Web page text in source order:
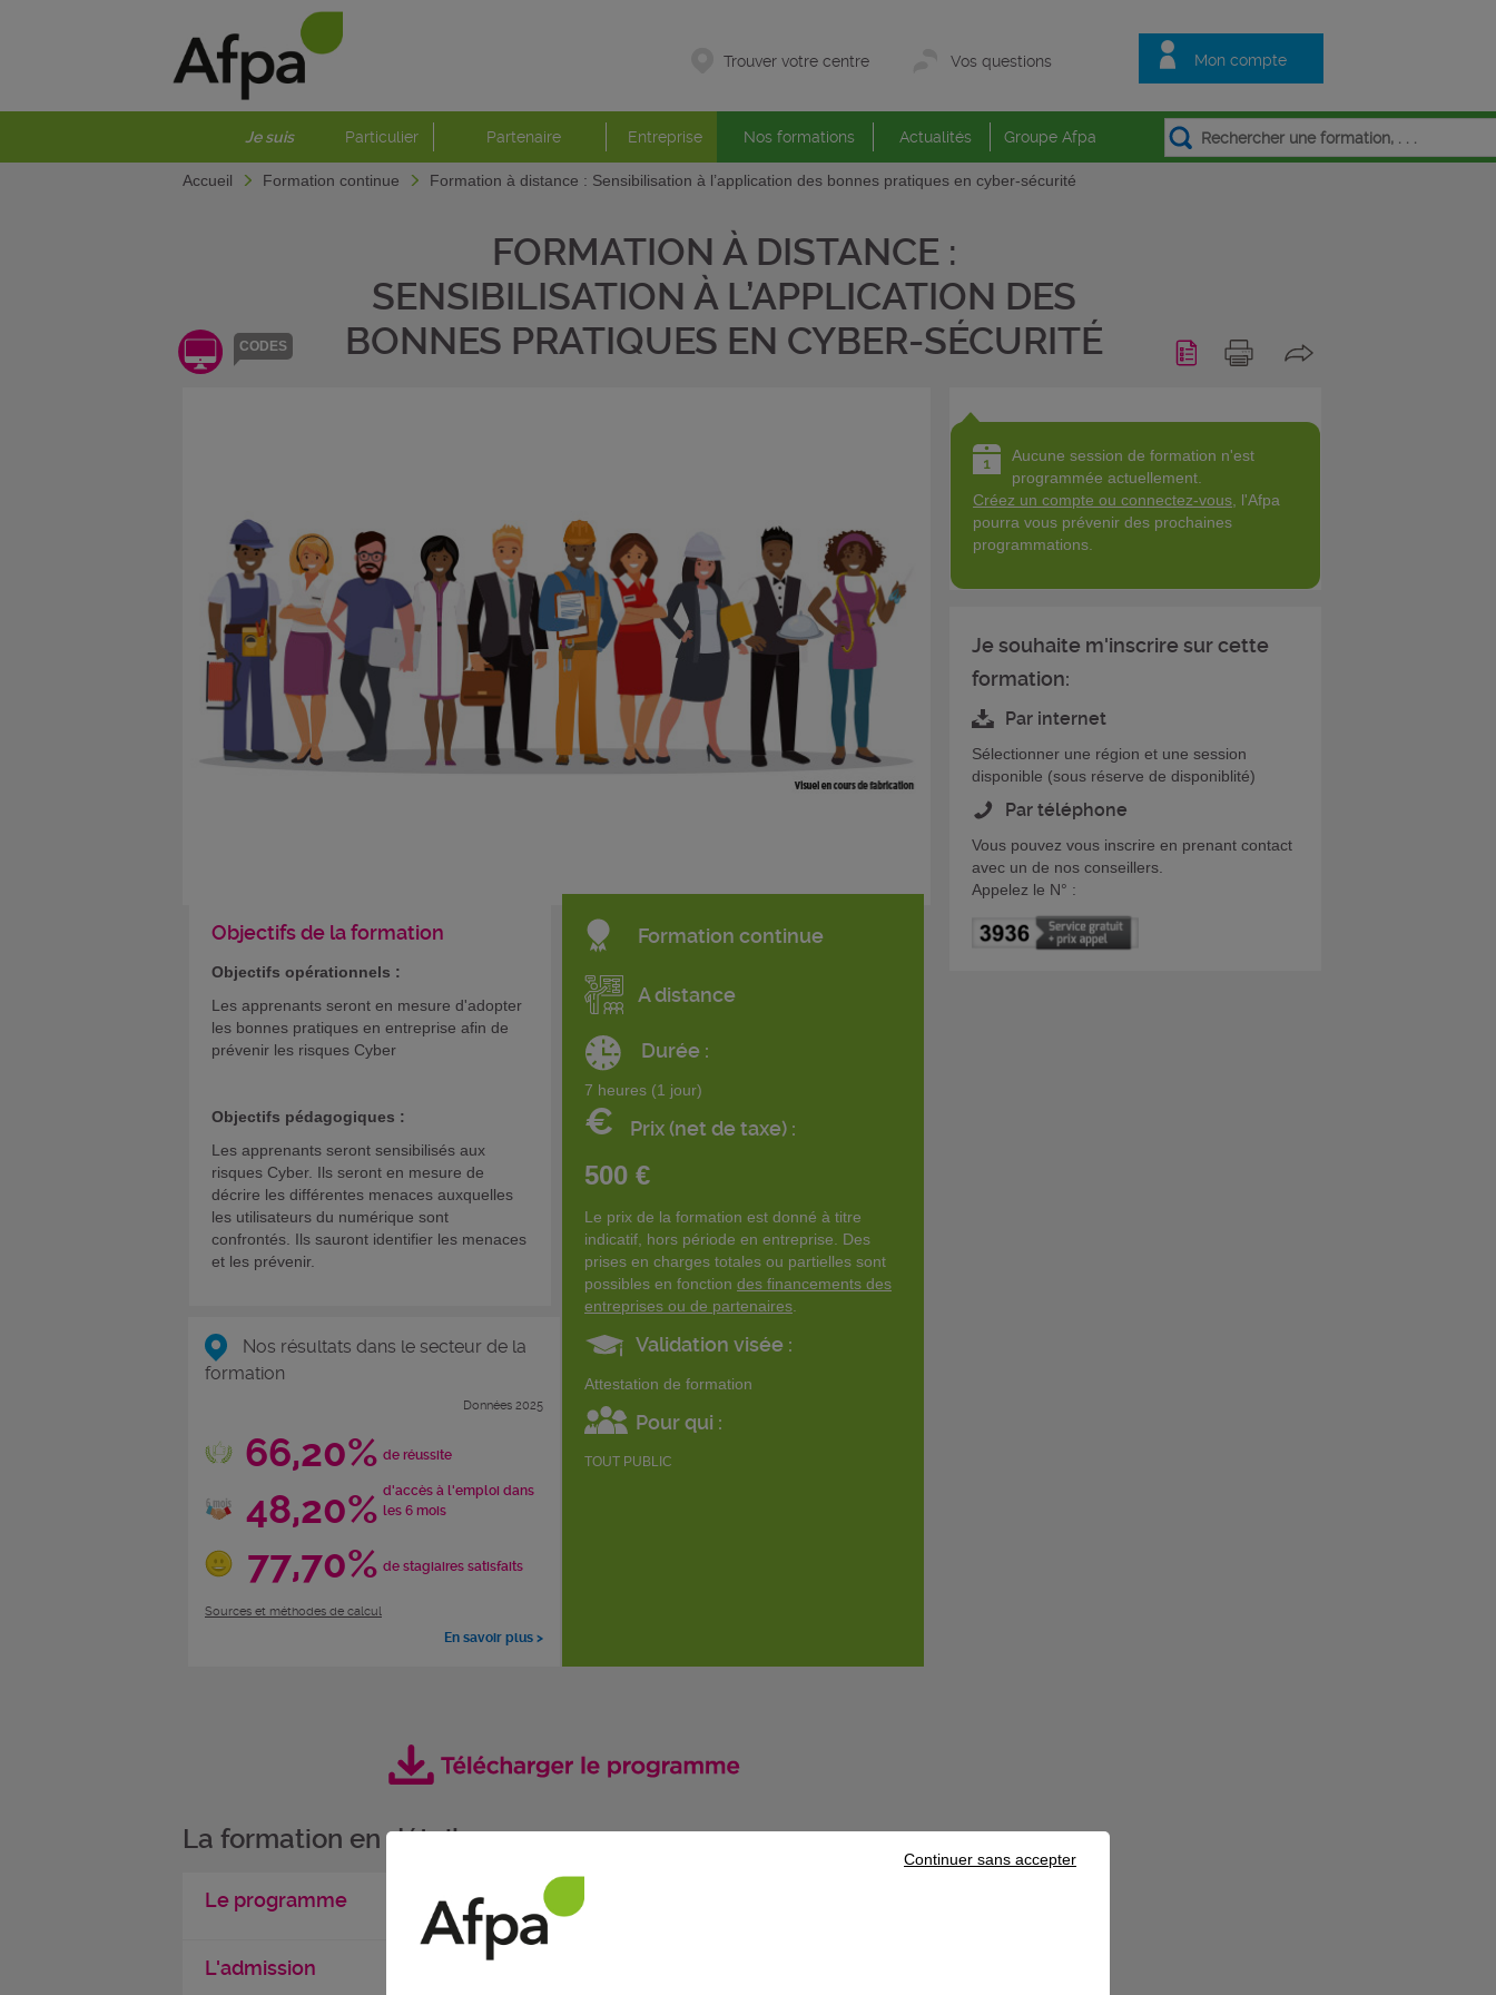
Mon compte
Trouver votre centre Vos questions
Je suis Particulier Partenaire Entreprise Nos formations Actualités Groupe Afpa
Accueil Formation continue Formation à distance : Sensibilisation à l’application des bonnes pratiques en cyber-sécurité
CODES
FORMATION À DISTANCE :
SENSIBILISATION À L’APPLICATION DES
BONNES PRATIQUES EN CYBER-SÉCURITÉ
Objectifs de la formation
Objectifs opérationnels :
Les apprenants seront en mesure d'adopter
les bonnes pratiques en entreprise afin de
prévenir les risques Cyber
Objectifs pédagogiques :
Les apprenants seront sensibilisés aux
risques Cyber. Ils seront en mesure de
décrire les différentes menaces auxquelles
les utilisateurs du numérique sont
confrontés. Ils sauront identifier les menaces
et les prévenir.
Nos résultats dans le secteur de la
formation
Données 2025
66,20% de réussite
48,20% d'accès à l'emploi dans
les 6 mois
77,70% de stagiaires satisfaits
Sources et méthodes de calcul
En savoir plus >
Formation continue
A distance
Durée :
7 heures (1 jour)
€ Prix (net de taxe) :
500 €
Le prix de la formation est donné à titre
indicatif, hors période en entreprise. Des
prises en charges totales ou partielles sont
possibles en fonction des financements des
entreprises ou de partenaires
Validation visée :
Attestation de formation
Pour qui :
TOUT PUBLIC
La formation en détail
Le programme
L'admission
Aucune session de formation n'est
programmée actuellement.
Créez un compte ou connectez-vous , l'Afpa
pourra vous prévenir des prochaines
programmations.
Je souhaite m'inscrire sur cette
formation:
Par internet
Sélectionner une région et une session
disponible (sous réserve de disponiblité)
Par téléphone
Vous pouvez vous inscrire en prenant contact
avec un de nos conseillers.
Appelez le N° :
Continuer sans accepter